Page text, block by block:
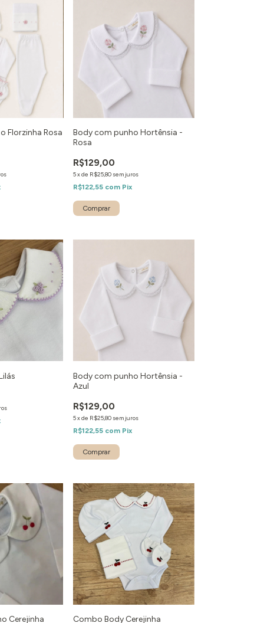
Florzinha Rosa
Body com punho Hortênsia -
Rosa
R$129,00
5xde R$25,80 sem juros
R$122,55 com Pix
Body com punho Hortênsia -
Azul
R$129,00
5xde R$25,80 sem juros
R$122,55 com Pix
Cerejinha Combo Body Cerejinha